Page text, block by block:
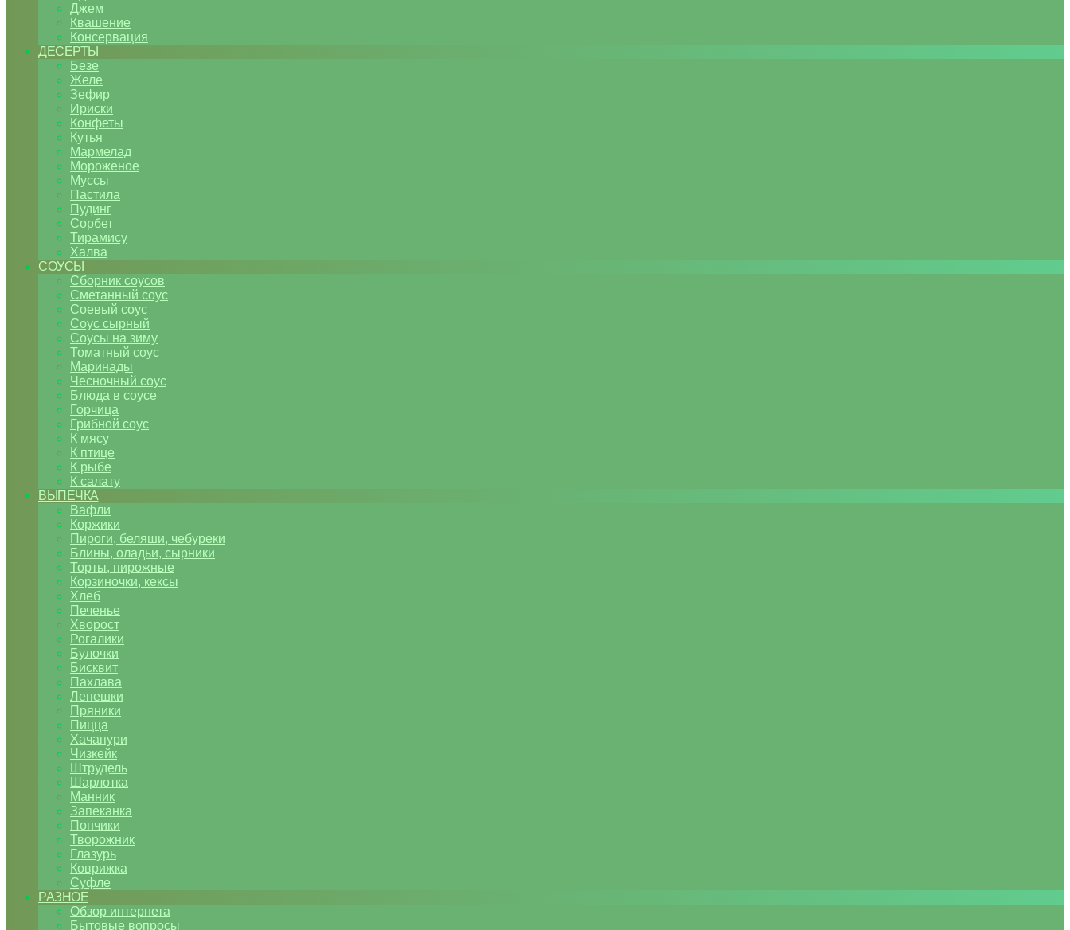
Джем
Квашение
Консервация
ДЕСЕРТЫ
Безе
Желе
Зефир
Ириски
Конфеты
Кутья
Мармелад
Мороженое
Муссы
Пастила
Пудинг
Сорбет
Тирамису
Халва
СОУСЫ
Сборник соусов
Сметанный соус
Соевый соус
Соус сырный
Соусы на зиму
Томатный соус
Маринады
Чесночный соус
Блюда в соусе
Горчица
Грибной соус
К мясу
К птице
К рыбе
К салату
ВЫПЕЧКА
Вафли
Коржики
Пироги, беляши, чебуреки
Блины, оладьи, сырники
Торты, пирожные
Корзиночки, кексы
Хлеб
Печенье
Хворост
Рогалики
Булочки
Бисквит
Пахлава
Лепешки
Пряники
Пицца
Хачапури
Чизкейк
Штрудель
Шарлотка
Манник
Запеканка
Пончики
Творожник
Глазурь
Коврижка
Суфле
РАЗНОЕ
Обзор интернета
Бытовые вопросы